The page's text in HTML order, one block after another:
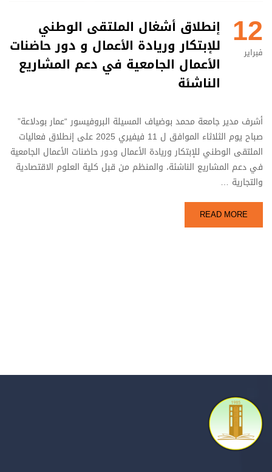
12
فبراير
إنطلاق أشغال الملتقى الوطني
للإبتكار وريادة الأعمال و دور حاضنات
الأعمال الجامعية في دعم المشاريع
الناشئة
أشرف مدير جامعة محمد بوضياف المسيلة البروفيسور “عمار بودلاعة”
صباح يوم الثلاثاء الموافق ل 11 فيفيري 2025 على إنطلاق فعاليات
الملتقى الوطني للإبتكار وريادة الأعمال ودور حاضنات الأعمال الجامعية
في دعم المشاريع الناشئة، والمنظم من قبل كلية العلوم الاقتصادية
والتجارية …
READ MORE